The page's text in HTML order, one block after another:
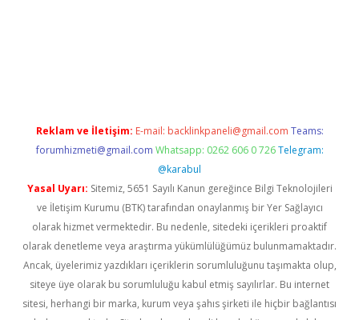
Reklam ve İletişim: E-mail: backlinkpaneli@gmail.com Teams:
forumhizmeti@gmail.com Whatsapp: 0262 606 0 726 Telegram:
@karabul
Yasal Uyarı: Sitemiz, 5651 Sayılı Kanun gereğince Bilgi Teknolojileri
ve İletişim Kurumu (BTK) tarafından onaylanmış bir Yer Sağlayıcı
olarak hizmet vermektedir. Bu nedenle, sitedeki içerikleri proaktif
olarak denetleme veya araştırma yükümlülüğümüz bulunmamaktadır.
Ancak, üyelerimiz yazdıkları içeriklerin sorumluluğunu taşımakta olup,
siteye üye olarak bu sorumluluğu kabul etmiş sayılırlar. Bu internet
sitesi, herhangi bir marka, kurum veya şahıs şirketi ile hiçbir bağlantısı